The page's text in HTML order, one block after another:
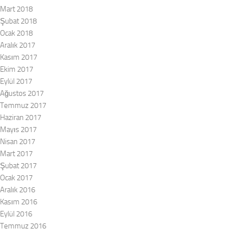
Mart 2018
Şubat 2018
Ocak 2018
Aralık 2017
Kasım 2017
Ekim 2017
Eylül 2017
Ağustos 2017
Temmuz 2017
Haziran 2017
Mayıs 2017
Nisan 2017
Mart 2017
Şubat 2017
Ocak 2017
Aralık 2016
Kasım 2016
Eylül 2016
Temmuz 2016